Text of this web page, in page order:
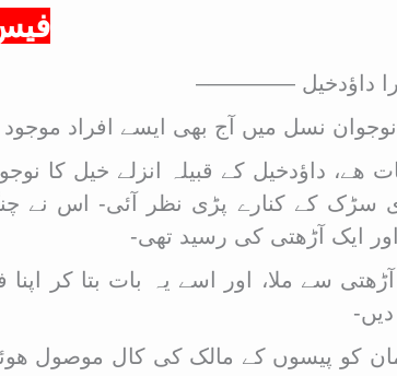
داؤدخیل ————–
نوجوان نسل میں آج بھی ایسے افراد
ھے، داؤدخیل کے قبیلہ انزلے خیل کا
سڑک کے کنارے پڑی نظر آئی- اس نے
ایک آڑھتی کی رسید تھی-
سے ملا، اور اسے یہ بات بتا کر
کو پیسوں کے مالک کی کال موصول